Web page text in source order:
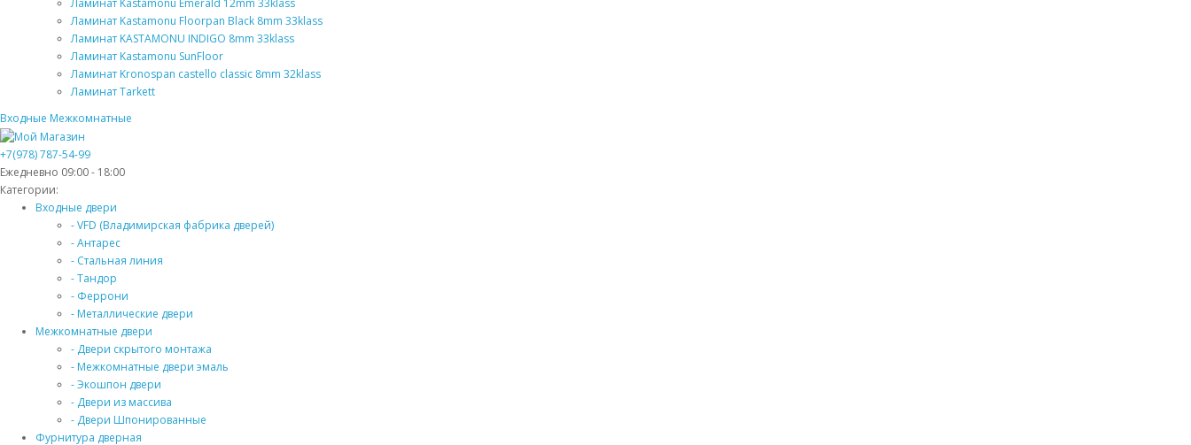
Ламинат Kastamonu Floorpan Black 8mm 33klass
Ламинат KASTAMONU INDIGO 8mm 33klass
Ламинат Kastamonu SunFloor
Ламинат Kronospan castello classic 8mm 32klass
Ламинат Tarkett
Входные Межкомнатные
+7(978) 787-54-99
Ежедневно 09:00 - 18:00
Категории:
Входные двери
- VFD (Владимирская фабрика дверей)
- Антарес
- Стальная линия
- Тандор
- Феррони
- Металлические двери
Межкомнатные двери
- Двери скрытого монтажа
- Межкомнатные двери эмаль
- Экошпон двери
- Двери из массива
- Двери Шпонированные
Фурнитура дверная